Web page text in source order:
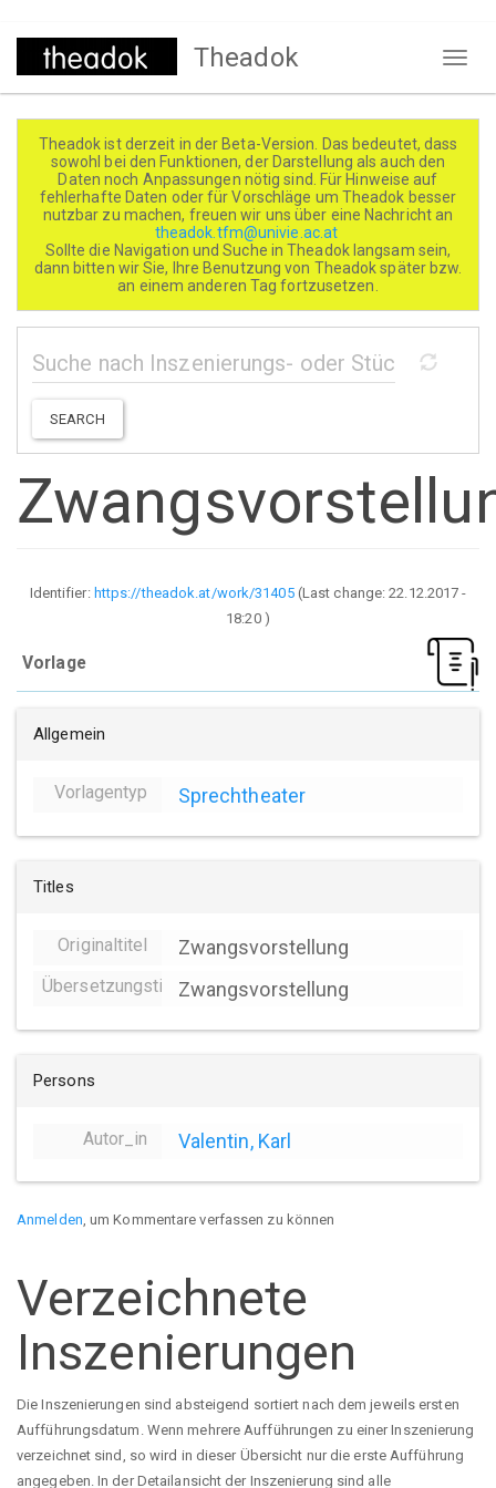
Direkt
Theadok
Theadok ist derzeit in der Beta-Version. Das bedeutet, dass
sowohl bei den Funktionen, der Darstellung als auch den
Daten noch Anpassungen nötig sind. Für Hinweise auf
fehlerhafte Daten oder für Vorschläge um Theadok besser
nutzbar zu machen, freuen wir uns über eine Nachricht an
theadok.tfm@univie.ac.at
Sollte die Navigation und Suche in Theadok langsam sein,
dann bitten wir Sie, Ihre Benutzung von Theadok später bzw.
an einem anderen Tag fortzusetzen.
SEARCH
Identifier: https://theadok.at/work/31405(Last change:22.12.2017 -
18:20)
Vorlage
Allgemein
Vorlagentyp Sprechtheater
Titles
Originaltitel Zwangsvorstellung
ÜbersetzungstitelZwangsvorstellung
Persons
Autor_in Valentin, Karl
Anmelden, um Kommentare verfassen zu können
Verzeichnete
Inszenierungen
Die Inszenierungen sind absteigend sortiert nach dem jeweils ersten
Aufführungsdatum. Wenn mehrere Aufführungen zu einer Inszenierung
verzeichnet sind, so wird in dieser Übersicht nur die erste Aufführung
angegeben. In der Detailansicht der Inszenierung sind alle